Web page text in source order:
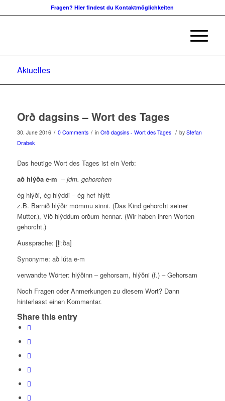
Fragen? Hier findest du Kontaktmöglichkeiten
Aktuelles
Orð dagsins – Wort des Tages
30. June 2016 / 0 Comments / in Orð dagsins - Wort des Tages / by Stefan
Drabek
Das heutige Wort des Tages ist ein Verb:
að hlýða e-m –jdm. gehorchen
ég hlýði, ég hlýddi – ég hef hlýtt
z.B. Barnið hlýðir mömmu sinni. (Das Kind gehorcht seiner
Mutter.), Við hlýddum orðum hennar. (Wir haben ihren Worten
gehorcht.)
Aussprache: [l̥iːða]
Synonyme: að lúta e-m
verwandte Wörter: hlýðinn – gehorsam, hlýðni (f.) – Gehorsam
Noch Fragen oder Anmerkungen zu diesem Wort? Dann
hinterlasst einen Kommentar.
Share this entry